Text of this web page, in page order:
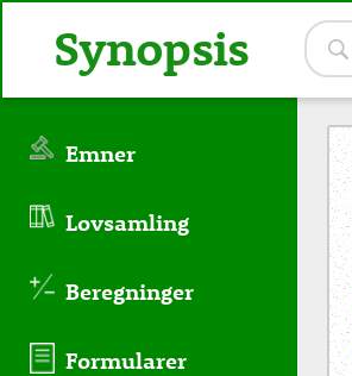
Emner
Lovsamling
Beregninger
Formularer
Synopsis